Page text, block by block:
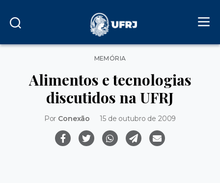
Categorias
MEMÓRIA
Alimentos e tecnologias
discutidos na UFRJ
Por Conexão 15 de outubro de 2009